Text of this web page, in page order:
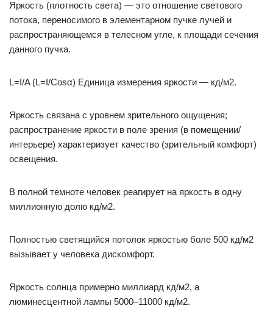
Яркость (плотность света) — это отношение светового
потока, переносимого в элементарном пучке лучей и
распространяющемся в телесном угле, к площади сечения
данного пучка.
L=I/A (L=I/Cosα) Единица измерения яркости — кд/м2.
Яркость связана с уровнем зрительного ощущения;
распространение яркости в поле зрения (в помещении/
интерьере) характеризует качество (зрительный комфорт)
освещения.
В полной темноте человек реагирует на яркость в одну
миллионную долю кд/м2.
Полностью светящийся потолок яркостью боле 500 кд/м2
вызывает у человека дискомфорт.
Яркость солнца примерно миллиард кд/м2, а
люминесцентной лампы 5000–11000 кд/м2.